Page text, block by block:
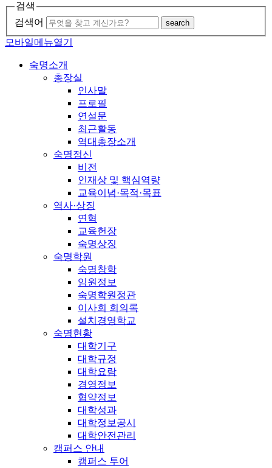
검색
검색어
search
모바일메뉴열기
숙명소개
총장실
인사말
프로필
연설문
최근활동
역대총장소개
숙명정신
비전
인재상 및 핵심역량
교육이념·목적·목표
역사·상징
연혁
교육헌장
숙명상징
숙명학원
숙명창학
임원정보
숙명학원정관
이사회 회의록
설치경영학교
숙명현황
대학기구
대학규정
대학요람
경영정보
협약정보
대학성과
대학정보공시
대학안전관리
캠퍼스 안내
캠퍼스 투어